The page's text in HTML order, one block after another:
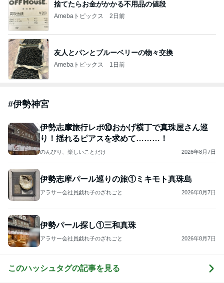
捨てたらお金がかかる不用品の値段
Amebaトピックス 2日前
友人とパンとブルーベリーの物々交換
Amebaトピックス 1日前
#伊勢神宮
伊勢志摩旅行レポ⑩おかげ横丁で真珠屋さん巡
り！揺れるピアスを求めて………！
のんびり、楽しいことだけ 2026年8月7日
伊勢志摩パール巡りの旅①ミキモト真珠島
アラサー会社員戯れ子のざれごと 2026年8月7日
伊勢パール探し①三和真珠
アラサー会社員戯れ子のざれごと 2026年8月7日
このハッシュタグの記事を見る